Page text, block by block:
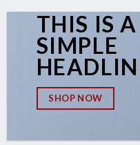
THIS IS A
SIMPLE
SHOP NOW